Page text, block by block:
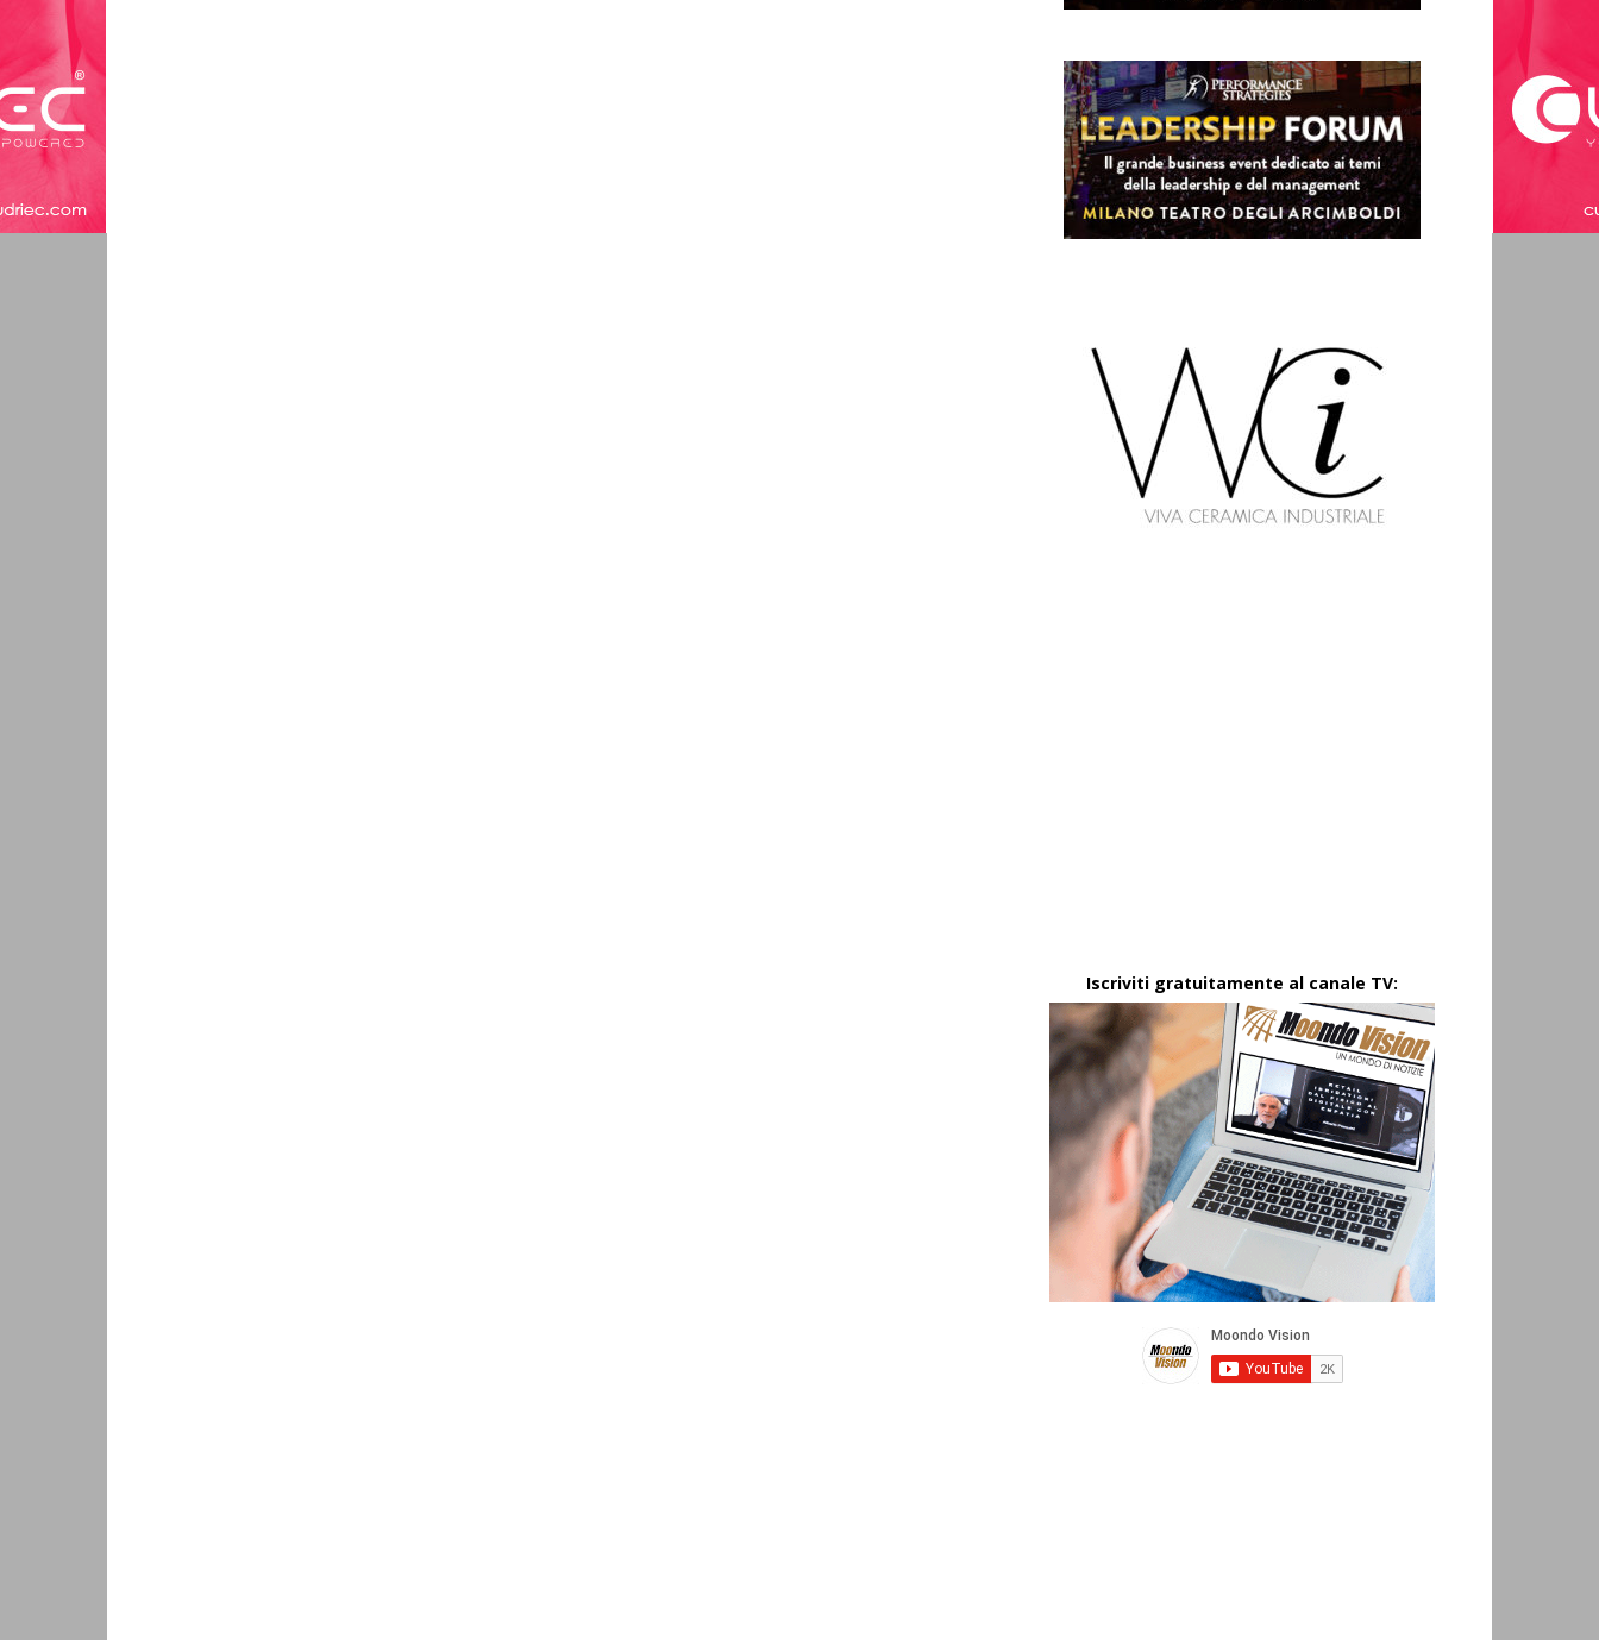
Iscriviti gratuitamente al canale TV: